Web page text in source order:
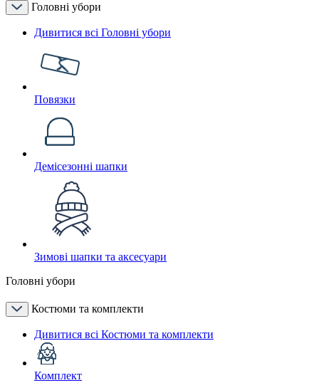
Головні убори
Дивитися всі Головні убори
Повязки
Демісезонні шапки
Зимові шапки та аксесуари
Головні убори
Костюми та комплекти
Дивитися всі Костюми та комплекти
Комплект